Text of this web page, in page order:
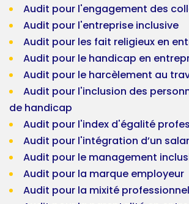
Audit pour l'engagement des
Audit pour l'entreprise inclusive
Audit pour les fait religieux en
Audit pour le handicap en
Audit pour le harcèlement au
Audit pour l'inclusion des
de handicap
Audit pour l'index d'égalité
Audit pour l'intégration d’un
Audit pour le management
Audit pour la marque employeur
Audit pour la mixité